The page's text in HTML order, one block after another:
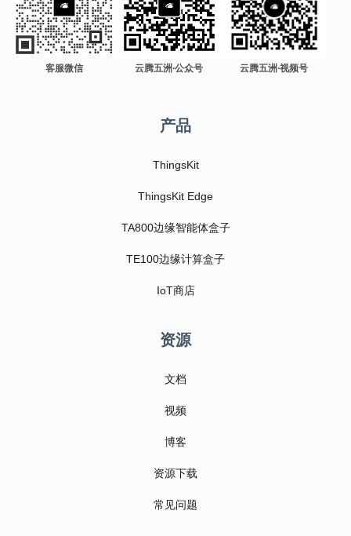
客服微信 云腾五洲·公众号 云腾五洲·视频号
产品
ThingsKit
ThingsKit Edge
TA800边缘智能体盒子
TE100边缘计算盒子
IoT商店
资源
文档
视频
博客
资源下载
常见问题